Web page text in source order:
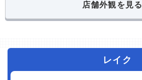
店舗外観を見る
レイク